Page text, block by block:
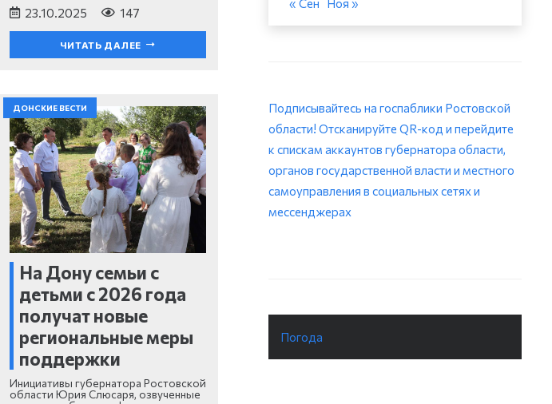
23.10.2025 147
ЧИТАТЬ ДАЛЕЕ
ДОНСКИЕ ВЕСТИ
На Дону семьи с
детьми с 2026 года
получат новые
региональные меры
поддержки
Инициативы губернатора Ростовской
области Юрия Слюсаря, озвученные
« Сен Ноя »
Подписывайтесь на госпаблики Ростовской
области! Отсканируйте QR-код и перейдите
к спискам аккаунтов губернатора области,
органов государственной власти и местного
самоуправления в социальных сетях и
мессенджерах
Погода